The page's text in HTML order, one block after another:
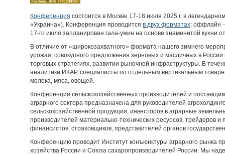
Конференция состоится в Москве 17-18 июля 2025 г. в
«Украина»). Конференция проводится в двух форматах: оффлайн
17-го июля запланирован гала-ужин на основе знаменитой кухни
В отличие от «широкозахватного» формата нашего зимнего
урожая, совокупного предложения зерновых и масличных в
торговых стратегиях, развитии рыночной инфраструктуры. В
аналитики ИКАР, специалисты по отдельным вертикальным
молока, мяса, овощей.
Конференция сельскохозяйственных производителей и
аграрного сектора предназначена для руководителей
сельскохозяйственной продукции, инвесторов в аграрные
производителей материально-технических ресурсов, трейдеров
финансистов, страховщиков, представителей органов
Конференцию проводит Институт конъюнктуры аграрного рынка
хозяйства России и Союза сахаропроизводителей России. Мы